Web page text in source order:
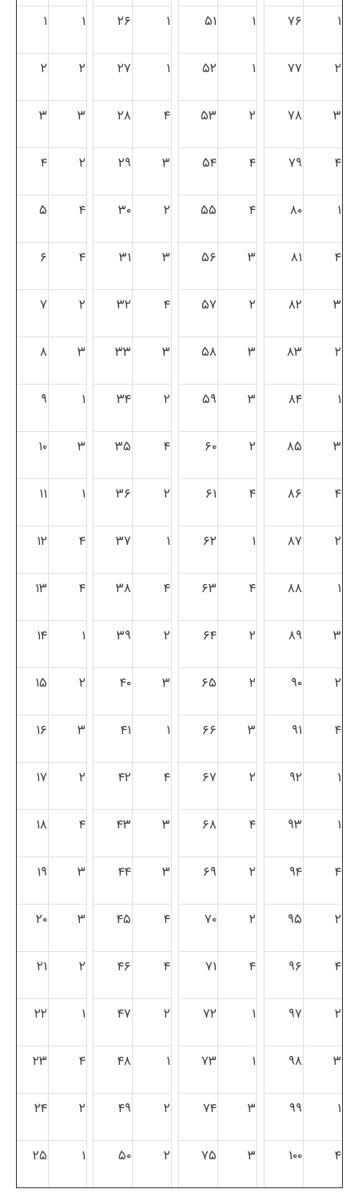
۱ ۷۶ ۱ ۵۱ ۱ ۲۶ ۱ ۱
۲ ۷۷ ۱ ۵۲ ۱ ۲۷ ۲ ۲
۳ ۷۸ ۲ ۵۳ ۴ ۲۸ ۳ ۳
۴ ۷۹ ۴ ۵۴ ۳ ۲۹ ۲ ۴
۱ ۸۰ ۴ ۵۵ ۲ ۳۰ ۴ ۵
۴ ۸۱ ۳ ۵۶ ۳ ۳۱ ۴ ۶
۳ ۸۲ ۲ ۵۷ ۴ ۳۲ ۲ ۷
۲ ۸۳ ۳ ۵۸ ۳ ۳۳ ۳ ۸
۱ ۸۴ ۳ ۵۹ ۲ ۳۴ ۱ ۹
۳ ۸۵ ۲ ۶۰ ۴ ۳۵ ۳ ۱۰
۴ ۸۶ ۴ ۶۱ ۲ ۳۶ ۱ ۱۱
۲ ۸۷ ۱ ۶۲ ۱ ۳۷ ۴ ۱۲
۱ ۸۸ ۴ ۶۳ ۴ ۳۸ ۴ ۱۳
۳ ۸۹ ۲ ۶۴ ۲ ۳۹ ۱ ۱۴
۲ ۹۰ ۲ ۶۵ ۳ ۴۰ ۲ ۱۵
۴ ۹۱ ۳ ۶۶ ۱ ۴۱ ۳ ۱۶
۱ ۹۲ ۲ ۶۷ ۴ ۴۲ ۲ ۱۷
۱ ۹۳ ۴ ۶۸ ۳ ۴۳ ۴ ۱۸
۴ ۹۴ ۲ ۶۹ ۳ ۴۴ ۳ ۱۹
۲ ۹۵ ۲ ۷۰ ۴ ۴۵ ۳ ۲۰
۴ ۹۶ ۴ ۷۱ ۴ ۴۶ ۲ ۲۱
۲ ۹۷ ۱ ۷۲ ۲ ۴۷ ۱ ۲۲
۳ ۹۸ ۱ ۷۳ ۱ ۴۸ ۴ ۲۳
۱ ۹۹ ۳ ۷۴ ۲ ۴۹ ۲ ۲۴
۴ ۱۰۰ ۳ ۷۵ ۲ ۵۰ ۱ ۲۵